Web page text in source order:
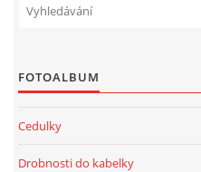
FOTOALBUM
Cedulky
Drobnosti do kabelky